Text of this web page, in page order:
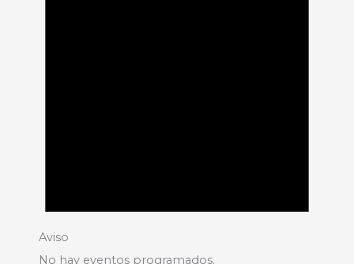
Aviso
No hay eventos programados.